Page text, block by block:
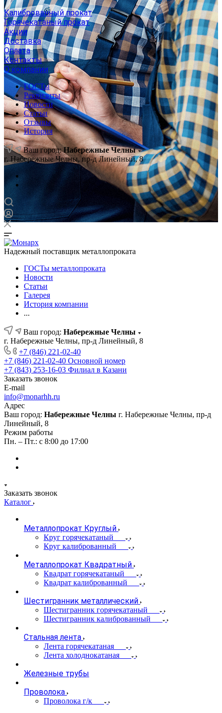
Калиброванный прокат
Горячекатаный прокат
Акции
Доставка
Оплата
Контакты
О компании
ГОСТы
Реквизиты
Новости
Статьи
Отзывы
История
Ваш город:Набережные Челны
г. Набережные Челны, пр-д Линейный, 8
Надежный поставщик металлопроката
ГОСТы металлопроката
Новости
Статьи
Галерея
История компании
...
Ваш город: Набережные Челны
г. Набережные Челны, пр-д Линейный, 8
+7 (846) 221-02-40
+7 (846) 221-02-40 Основной номер
+7 (843) 253-16-03 Филиал в Казани
Заказать звонок
E-mail
info@monarhh.ru
Адрес
Ваш город: Набережные Челны г. Набережные Челны, пр-д
Линейный, 8
Режим работы
Пн. – Пт.: с 8:00 до 17:00
Заказать звонок
Каталог
Металлопрокат Круглый
Круг горячекатаный
Круг калиброванный
Металлопрокат Квадратный
Квадрат горячекатаный
Квадрат калиброванный
Шестигранник металлический
Шестигранник горячекатаный
Шестигранник калиброванный
Стальная лента
Лента горячекатаная
Лента холоднокатаная
Железные трубы
Проволока
Проволока г/к